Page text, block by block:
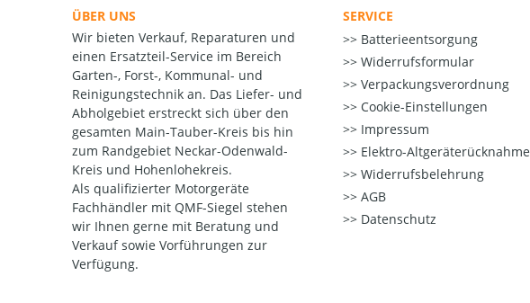
ÜBER UNS
Wir bieten Verkauf, Reparaturen und
einen Ersatzteil-Service im Bereich
Garten-, Forst-, Kommunal- und
Reinigungstechnik an. Das Liefer- und
Abholgebiet erstreckt sich über den
gesamten Main-Tauber-Kreis bis hin
zum Randgebiet Neckar-Odenwald-
Kreis und Hohenlohekreis.
Als qualifizierter Motorgeräte
Fachhändler mit QMF-Siegel stehen
wir Ihnen gerne mit Beratung und
Verkauf sowie Vorführungen zur
Verfügung.
SERVICE
Batterieentsorgung
Widerrufsformular
Verpackungsverordnung
Cookie-Einstellungen
Impressum
Elektro-Altgeräterücknahme
Widerrufsbelehrung
AGB
Datenschutz